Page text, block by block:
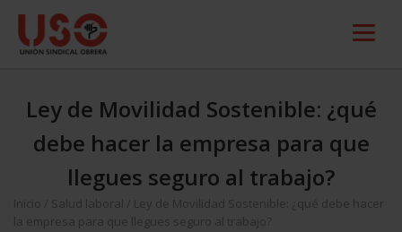
Ley de Movilidad Sostenible: ¿qué
debe hacer la empresa para que
llegues seguro al trabajo?
Inicio Salud laboral
Ley de Movilidad Sostenible: ¿qué debe hacer
la empresa para que llegues seguro al trabajo?